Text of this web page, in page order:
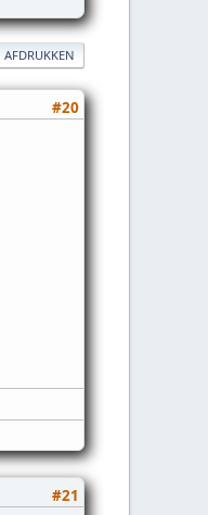
AFDRUKKEN
#20
#21